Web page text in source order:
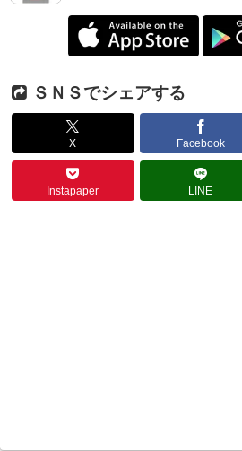
ＳＮＳでシェアする
X Facebook
Instapaper LINE